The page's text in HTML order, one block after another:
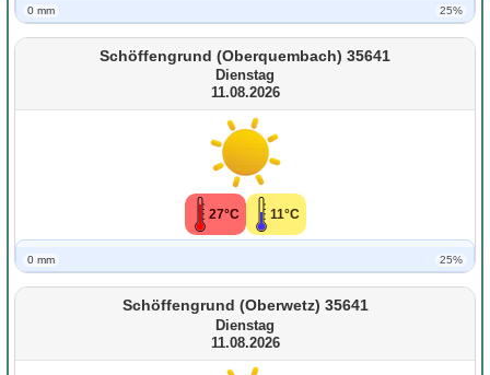
0 mm 25%
Schöffengrund (Oberquembach) 35641
Dienstag
11.08.2026
27°C 11°C
0 mm 25%
Schöffengrund (Oberwetz) 35641
Dienstag
11.08.2026